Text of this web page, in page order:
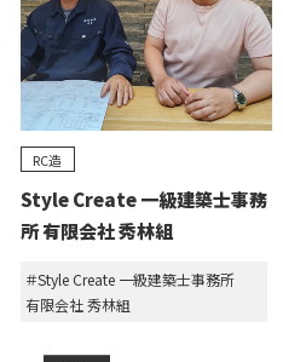
RC造
Style Create 一級建築士事務
所 有限会社 秀林組
＃Style Create 一級建築士事務所
有限会社 秀林組